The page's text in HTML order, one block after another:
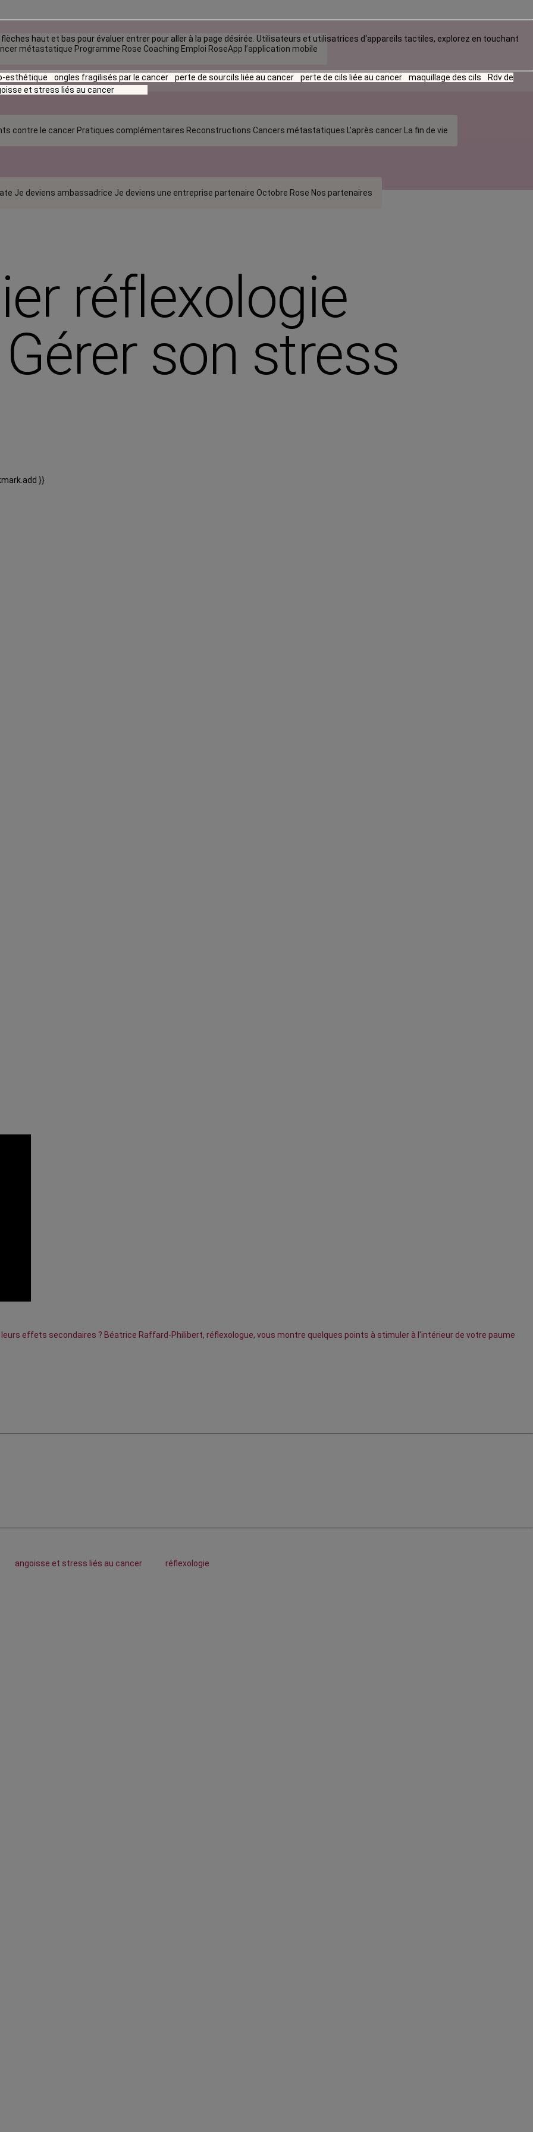
métastatique Programme Rose Coaching Emploi RoseApp l’application mobile
contre le cancer Pratiques complémentaires Reconstructions Cancers métastatiques L’après cancer La fin de vie
Je deviens ambassadrice Je deviens une entreprise partenaire Octobre Rose Nos partenaires
haut et bas pour évaluer entrer pour aller à la page désirée. Utilisateurs et utilisatrices d‘appareils tactiles, explorez en touchant
esthétique ongles fragilisés par le cancer perte de sourcils liée au cancer perte de cils liée au cancer maquillage des cils
Rdv de
et stress liés au cancer
réflexologie
son stress
}}
effets secondaires ? Béatrice Raffard-Philibert, réflexologue, vous montre quelques points à stimuler à l'intérieur de votre paume
angoisse et stress liés au cancer réflexologie